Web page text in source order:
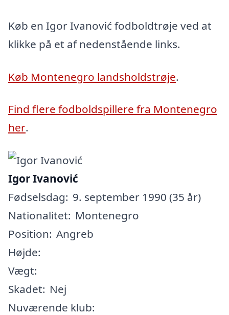
Køb en Igor Ivanović fodboldtrøje ved at
klikke på et af nedenstående links.
Køb Montenegro landsholdstrøje.
Find flere fodboldspillere fra Montenegro
her.
Igor Ivanović
Fødselsdag: 9. september 1990 (35 år)
Nationalitet: Montenegro
Position: Angreb
Højde:
Vægt:
Skadet: Nej
Nuværende klub: